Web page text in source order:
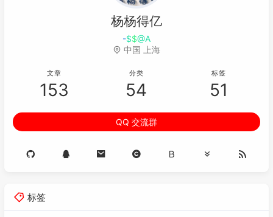
杨杨得亿
关Aw]EK
中国 上海
文章
153
分类
54
标签
51
QQ 交流群
标签